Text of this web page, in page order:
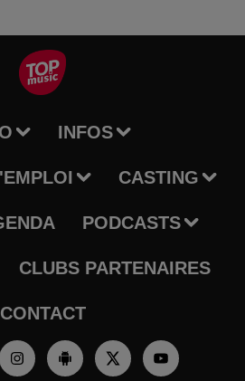
INFOS
CASTING
PODCASTS
CLUBS PARTENAIRES
CONTACT